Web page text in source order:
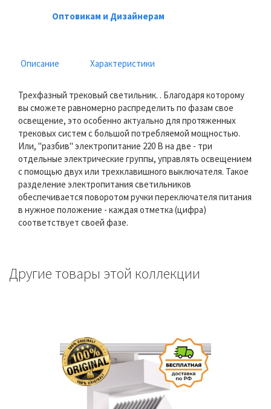
Оптовикам и Дизайнерам
Описание Характеристики
Трехфазный трековый светильник. . Благодаря которому
вы сможете равномерно распределить по фазам свое
освещение, это особенно актуально для протяженных
трековых систем с большой потребляемой мощностью.
Или, "разбив" электропитание 220 В на две - три
отдельные электрические группы, управлять освещением
с помощью двух или трехклавишного выключателя. Такое
разделение электропитания светильников
обеспечивается поворотом ручки переключателя питания
в нужное положение - каждая отметка (цифра)
соответствует своей фазе.
Другие товары этой коллекции